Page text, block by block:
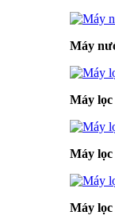
Máy
Máy
Máy
Máy lọc